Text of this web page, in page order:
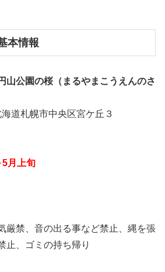
本情報
山公園の桜（まるやまこうえんのさ
道札幌市中央区宮ケ丘３
5月上旬
厳禁、音の出る事など禁止、縄を張
止、ゴミの持ち帰り